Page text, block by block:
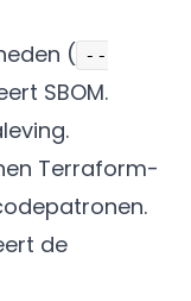
( --
SBOM.
Terraform-
de